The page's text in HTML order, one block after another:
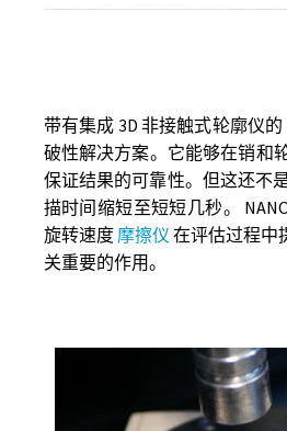
带有集成 3D 非接触式轮廓仪
破性解决方案。它能够在销和
保证结果的可靠性。但这还不
描时间缩短至短短几秒。
旋转速度 摩擦仪 在评估过程中
关重要的作用。